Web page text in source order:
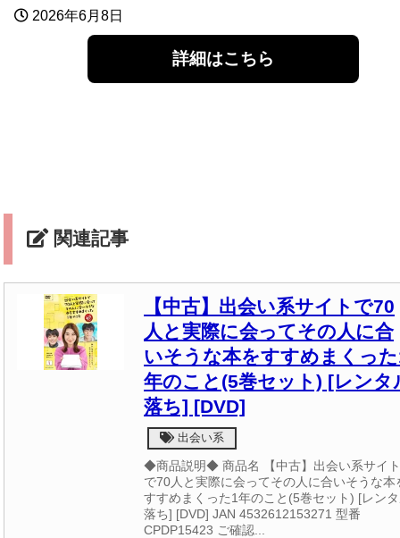
2026年6月8日
詳細はこちら
関連記事
【中古】出会い系サイトで70
人と実際に会ってその人に合
いそうな本をすすめまくっ
年のこと(5巻セット) [レンタ
落ち] [DVD]
出会い系
◆商品説明◆ 商品名 【中古】出会い系サイト
で70人と実際に会ってその人に合いそうな本
すすめまくった1年のこと(5巻セット) [レン
落ち] [DVD] JAN 4532612153271 型番
CPDP15423 ご確認...